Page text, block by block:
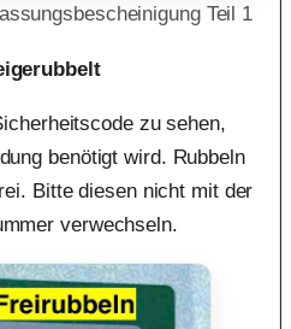
Teil 1
zu sehen,
benötigt wird. Rubbeln
Bitte diesen nicht mit der
verwechseln.